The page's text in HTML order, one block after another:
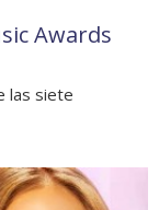
Awards
las siete